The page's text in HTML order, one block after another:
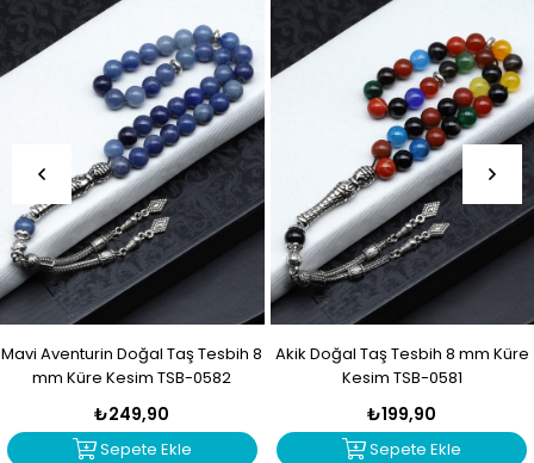
Mavi Aventurin Doğal Taş Tesbih 8
mm Küre Kesim TSB-0582
₺249,90
Sepete Ekle
Akik Doğal Taş Tesbih 8 mm Küre
Kesim TSB-0581
₺199,90
Sepete Ekle